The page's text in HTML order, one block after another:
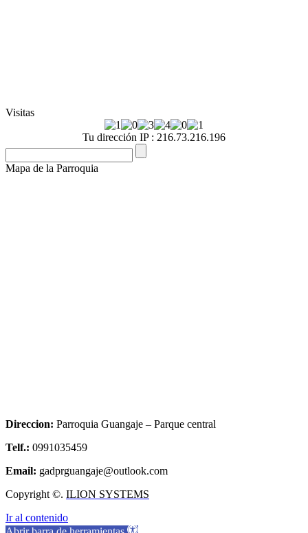
Visitas
Tu dirección IP : 216.73.216.196
Mapa de la Parroquia
Direccion: Parroquia Guangaje – Parque central
Telf.: 0991035459
Email: gadprguangaje@outlook.com
Copyright ©. ILION SYSTEMS
Ir al contenido